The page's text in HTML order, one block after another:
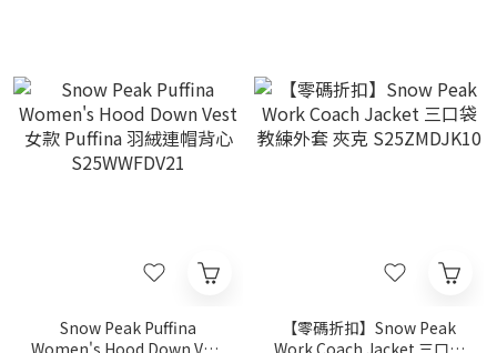
Snow Peak Puffina
Women's Hood Down Vest
【零碼折扣】Snow Peak
Work Coach Jacket 三口袋